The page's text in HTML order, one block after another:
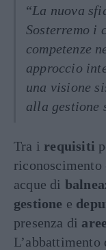
“La nuova
Sosterremo i
competenze
approccio
una visione
alla gestione
Tra i requisiti
acque di
gestione e
presenza di